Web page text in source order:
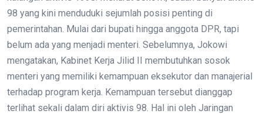
98 yang kini menduduki sejumlah posisi penting di
pemerintahan. Mulai dari bupati hingga anggota DPR, tapi
belum ada yang menjadi menteri. Sebelumnya, Jokowi
mengatakan, Kabinet Kerja Jilid II membutuhkan sosok
menteri yang memiliki kemampuan eksekutor dan manajerial
terhadap program kerja. Kemampuan tersebut dianggap
terlihat sekali dalam diri aktivis 98. Hal ini oleh Jaringan